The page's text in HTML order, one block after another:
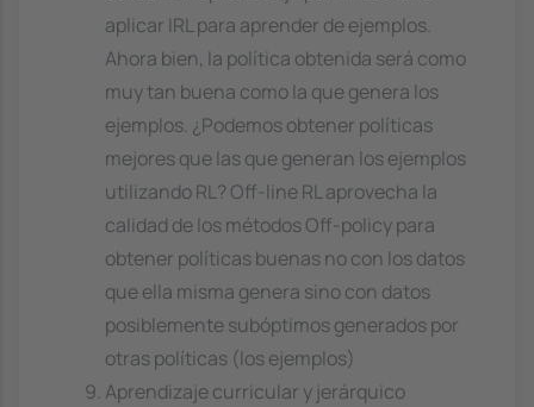
aplicar IRL para aprender de ejemplos.
Ahora bien, la política obtenida será como
muy tan buena como la que genera los
ejemplos. ¿Podemos obtener políticas
mejores que las que generan los ejemplos
utilizando RL? Off-line RL aprovecha la
calidad de los métodos Off-policy para
obtener políticas buenas no con los datos
que ella misma genera sino con datos
posiblemente subóptimos generados por
otras políticas (los ejemplos)
Aprendizaje curricular y jerárquico